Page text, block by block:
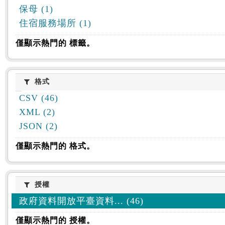
保母 (1)
住宿服務場所 (1)
僅顯示熱門的 標籤。
格式格式
CSV (46)
XML (2)
JSON (2)
僅顯示熱門的 格式。
授權授權
政府資料開放平臺資料... (46)
僅顯示熱門的 授權。